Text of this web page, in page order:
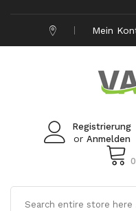
Mein
Registrierung
or Anmelden